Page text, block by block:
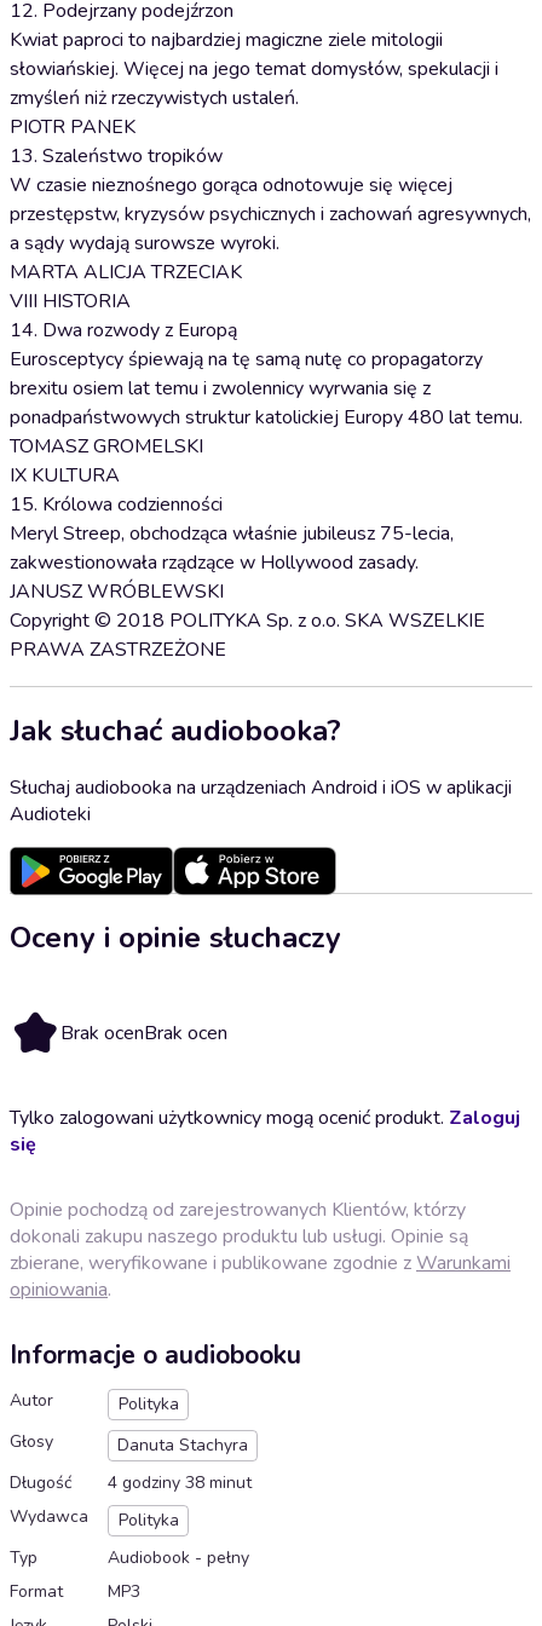
12. Podejrzany podejźrzon
Kwiat paproci to najbardziej magiczne ziele mitologii
słowiańskiej. Więcej na jego temat domysłów, spekulacji i
zmyśleń niż rzeczywistych ustaleń.
PIOTR PANEK
13. Szaleństwo tropików
W czasie nieznośnego gorąca odnotowuje się więcej
przestępstw, kryzysów psychicznych i zachowań agresywnych,
a sądy wydają surowsze wyroki.
MARTA ALICJA TRZECIAK
VIII HISTORIA
14. Dwa rozwody z Europą
Eurosceptycy śpiewają na tę samą nutę co propagatorzy
brexitu osiem lat temu i zwolennicy wyrwania się z
ponadpaństwowych struktur katolickiej Europy 480 lat temu.
TOMASZ GROMELSKI
IX KULTURA
15. Królowa codzienności
Meryl Streep, obchodząca właśnie jubileusz 75-lecia,
zakwestionowała rządzące w Hollywood zasady.
JANUSZ WRÓBLEWSKI
Copyright © 2018 POLITYKA Sp. z o.o. SKA WSZELKIE
PRAWA ZASTRZEŻONE
Jak słuchać audiobooka?
Słuchaj audiobooka na urządzeniach Android i iOS w aplikacji
Audioteki
Oceny i opinie słuchaczy
Brak ocenBrak ocen
Tylko zalogowani użytkownicy mogą ocenić produkt. Zaloguj
się
Opinie pochodzą od zarejestrowanych Klientów, którzy
dokonali zakupu naszego produktu lub usługi. Opinie są
zbierane, weryfikowane i publikowane zgodnie zWarunkami
opiniowania.
Informacje o audiobooku
Autor
Polityka
Głosy
Danuta Stachyra
Długość
4 godziny 38 minut
Wydawca
Polityka
Typ
Audiobook - pełny
Format
MP3